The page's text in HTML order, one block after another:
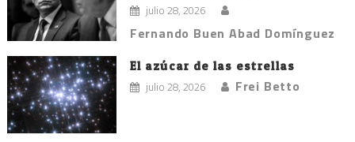
julio 28, 2026
Fernando Buen Abad Domínguez
El azúcar de las estrellas
julio 28, 2026 Frei Betto